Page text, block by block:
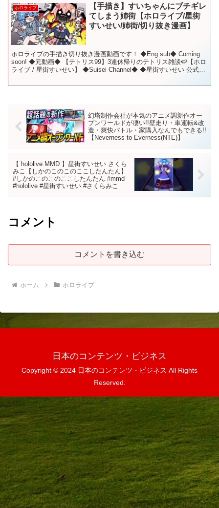
ホロライブ
【手描き】すいちゃんにブチギレ
てしまう姉街【ホロライブ/星街
すいせい/姉街/切り抜き漫画】
ホロライブの手描き切り抜き漫画動画です！ ◆Eng sub◆ Coming
soon! ◆元動画◆ 【テトリス99】3連休帰りのテトリス雑談🍉【ホロ
ライブ / 星街すいせい】 ◆Suisei Channel◆ ◆星街すいせい 公式
幻塔制作会社が本気のアニメ調新作オー
プンワールドが凄い!!壁走り・車運転&改
造・爽快バトル・家購入なんでもできる!!
【Neverness to Everness(NTE)】
【 hololive MMD 】星街すいせい さくら
みこ【しかのこのこのここしたんたん】
#しかのこのこのここしたんたん #mmd
#hololive #星街すいせい #さくらみこ
コメント
コメントを書き込む
ホーム ホロライブ
日本のコンテンツ・ビジネス
Copyright © 2024 日本のコンテンツ・ビジネス All Rights
Reserved.